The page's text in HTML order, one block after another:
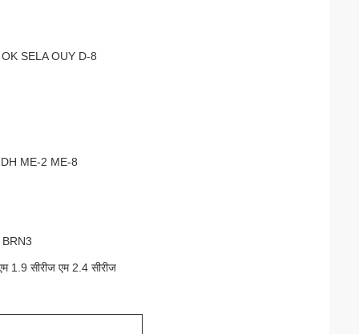
SELA OUY D-8
ME-2 ME-8
1.9 सीरीज एम 2.4 सीरीज